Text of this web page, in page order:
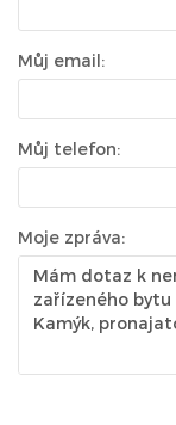
Můj email:
Můj telefon:
Moje zpráva: